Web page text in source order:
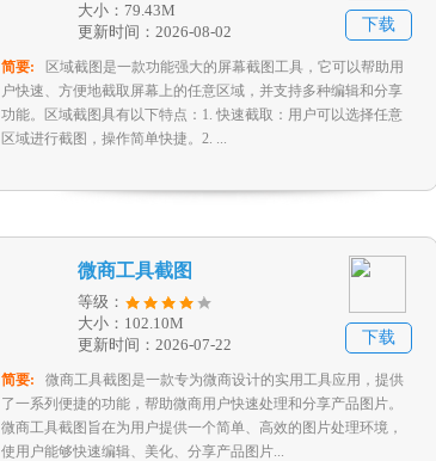
大小：79.43M
更新时间：2026-08-02
下载
简要:
区域截图是一款功能强大的屏幕截图工具，它可以帮助用
户快速、方便地截取屏幕上的任意区域，并支持多种编辑和分享
功能。区域截图具有以下特点：1. 快速截取：用户可以选择任意
区域进行截图，操作简单快捷。2. ...
微商工具截图
等级：
大小：102.10M
更新时间：2026-07-22
下载
简要:
微商工具截图是一款专为微商设计的实用工具应用，提供
了一系列便捷的功能，帮助微商用户快速处理和分享产品图片。
微商工具截图旨在为用户提供一个简单、高效的图片处理环境，
使用户能够快速编辑、美化、分享产品图片...